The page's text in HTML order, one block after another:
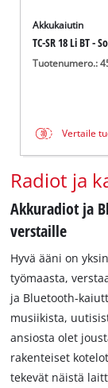
Akkukaiutin
TC-SR 18 Li BT -
Tuotenumero.:
Vertaile
Radiot ja
Akkuradiot ja
verstaille
Hyvä ääni on
työmaasta,
ja Bluetooth-
musiikista,
ansiosta olet
rakenteiset
tekevät näistä